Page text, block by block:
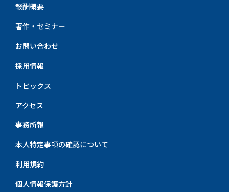
報酬概要
著作・セミナー
お問い合わせ
採用情報
トピックス
アクセス
事務所報
本人特定事項の確認について
利用規約
個人情報保護方針